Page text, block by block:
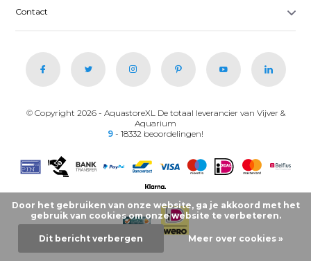
Contact
© Copyright 2026 - AquastoreXL De totaal leverancier van Vijver &
Aquarium
9 - 18332 beoordelingen!
Door het gebruiken van onze website, ga je akkoord met het
gebruik van cookies om onze website te verbeteren.
Dit bericht verbergen Meer over cookies »